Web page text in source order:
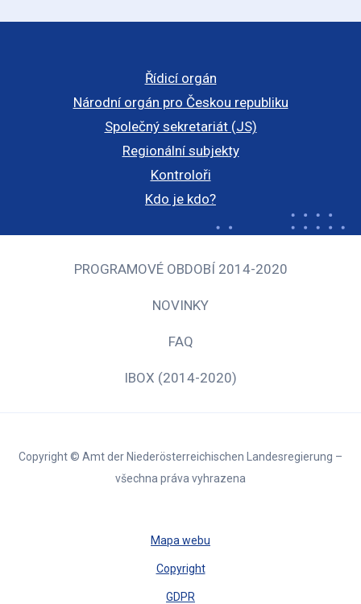
Řídicí orgán
Národní orgán pro Českou republiku
Společný sekretariát (JS)
Regionální subjekty
Kontroloři
Kdo je kdo?
PROGRAMOVÉ OBDOBÍ 2014-2020
NOVINKY
FAQ
IBOX (2014-2020)
Copyright © Amt der Niederösterreichischen Landesregierung –
všechna práva vyhrazena
Mapa webu
Copyright
GDPR